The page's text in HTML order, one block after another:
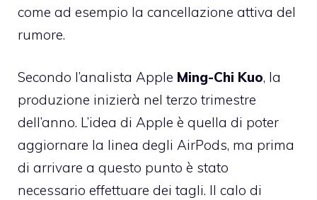
come ad esempio la cancellazione attiva del
rumore.
Secondo l’analista Apple Ming-Chi Kuo, la
produzione inizierà nel terzo trimestre
dell’anno. L’idea di Apple è quella di poter
aggiornare la linea degli AirPods, ma prima
di arrivare a questo punto è stato
necessario effettuare dei tagli. Il calo di